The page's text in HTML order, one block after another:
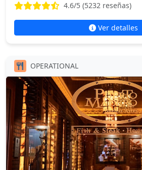
4.6/5 (5232 reseñas)
Ver detalles
OPERATIONAL